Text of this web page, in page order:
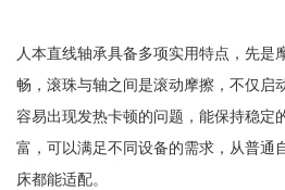
人本直线轴承具备多项实用特点，先是
畅，滚珠与轴之间是滚动摩擦，不仅启
容易出现发热卡顿的问题，能保持稳定
富，可以满足不同设备的需求，从普通
床都能适配。